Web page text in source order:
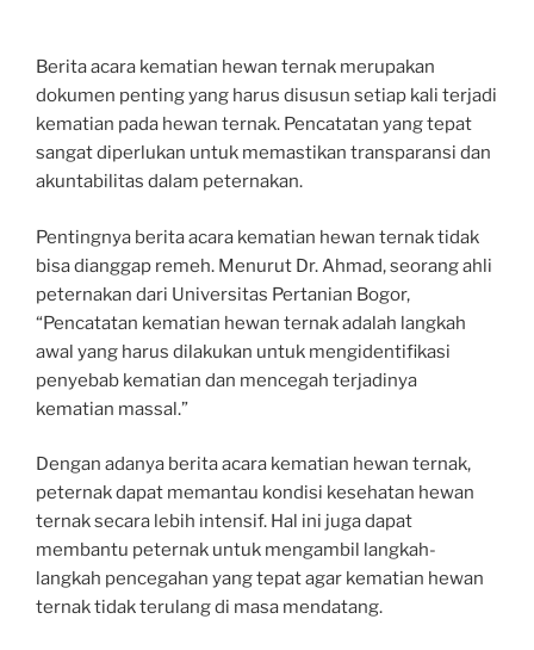
Berita acara kematian hewan ternak merupakan
dokumen penting yang harus disusun setiap kali terjadi
kematian pada hewan ternak. Pencatatan yang tepat
sangat diperlukan untuk memastikan transparansi dan
akuntabilitas dalam peternakan.
Pentingnya berita acara kematian hewan ternak tidak
bisa dianggap remeh. Menurut Dr. Ahmad, seorang ahli
peternakan dari Universitas Pertanian Bogor,
“Pencatatan kematian hewan ternak adalah langkah
awal yang harus dilakukan untuk mengidentifikasi
penyebab kematian dan mencegah terjadinya
kematian massal.”
Dengan adanya berita acara kematian hewan ternak,
peternak dapat memantau kondisi kesehatan hewan
ternak secara lebih intensif. Hal ini juga dapat
membantu peternak untuk mengambil langkah-
langkah pencegahan yang tepat agar kematian hewan
ternak tidak terulang di masa mendatang.